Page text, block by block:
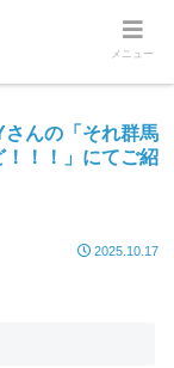
さんの「それ群馬
！！」にてご紹
2025.10.17
メニュー